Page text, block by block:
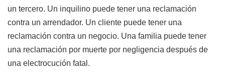
un tercero. Un inquilino puede tener una reclamación
contra un arrendador. Un cliente puede tener una
reclamación contra un negocio. Una familia puede tener
una reclamación por muerte por negligencia después de
una electrocución fatal.